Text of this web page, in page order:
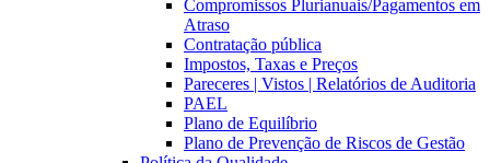
Compromissos Plurianuais/Pagamentos em
Atraso
Contratação pública
Impostos, Taxas e Preços
Pareceres | Vistos | Relatórios de Auditoria
PAEL
Plano de Equilíbrio
Plano de Prevenção de Riscos de Gestão